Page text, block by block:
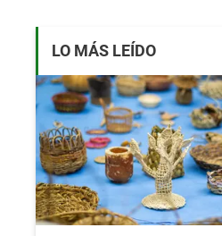
LO MÁS LEÍDO